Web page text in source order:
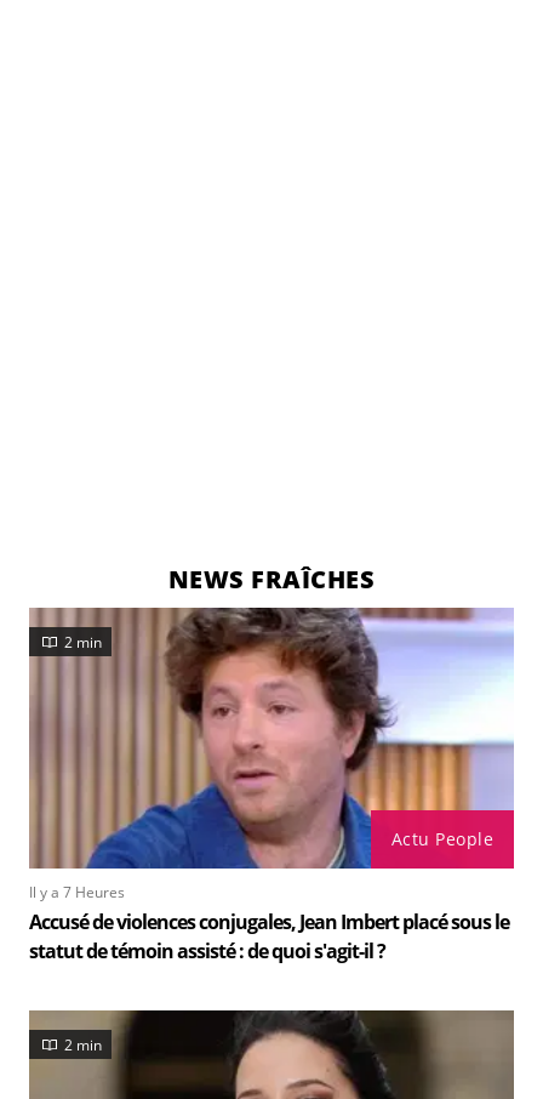
NEWS FRAÎCHES
Actu People
2 min
Il y a 7 Heures
Accusé de violences conjugales, Jean Imbert placé sous le
statut de témoin assisté : de quoi s'agit-il ?
2 min